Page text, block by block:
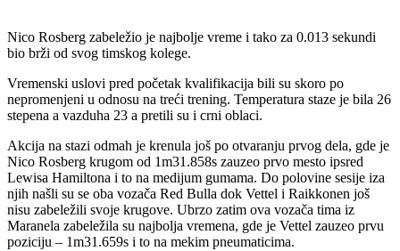
Nico Rosberg zabeležio je najbolje vreme i tako za 0.013 sekundi
bio brži od svog timskog kolege.
Vremenski uslovi pred početak kvalifikacija bili su skoro po
nepromenjeni u odnosu na treći trening. Temperatura staze je bila 26
stepena a vazduha 23 a pretili su i crni oblaci.
Akcija na stazi odmah je krenula još po otvaranju prvog dela, gde je
Nico Rosberg krugom od 1m31.858s zauzeo prvo mesto ipsred
Lewisa Hamiltona i to na medijum gumama. Do polovine sesije iza
njih našli su se oba vozača Red Bulla dok Vettel i Raikkonen još
nisu zabeležili svoje krugove. Ubrzo zatim ova vozača tima iz
Maranela zabeležila su najbolja vremena, gde je Vettel zauzeo prvu
poziciju – 1m31.659s i to na mekim pneumaticima.